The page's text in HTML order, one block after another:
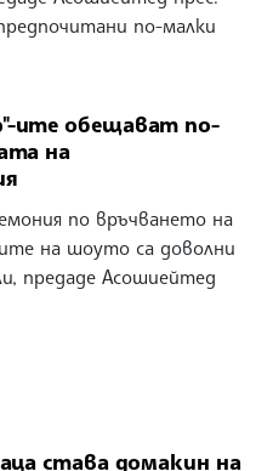
по-малки
ите обещават по-
на
по връчването на
на шоуто са доволни
предаде Асошиейтед
става домакин на